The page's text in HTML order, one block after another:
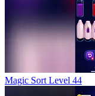
Magic Sort Level 44